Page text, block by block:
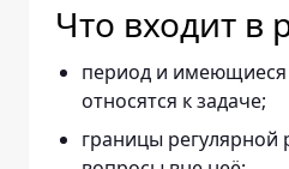
Что входит в
период и имеющиеся
относятся к задаче;
границы